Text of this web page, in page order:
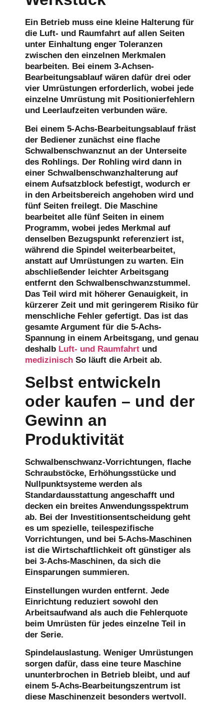
Ein Betrieb muss eine kleine Halterung für
die Luft- und Raumfahrt auf allen Seiten
unter Einhaltung enger Toleranzen
zwischen den einzelnen Merkmalen
bearbeiten. Bei einem 3-Achsen-
Bearbeitungsablauf wären dafür drei oder
vier Umrüstungen erforderlich, wobei jede
einzelne Umrüstung mit Positionierfehlern
und Leerlaufzeiten verbunden wäre.
Bei einem 5-Achs-Bearbeitungsablauf fräst
der Bediener zunächst eine flache
Schwalbenschwanznut an der Unterseite
des Rohlings. Der Rohling wird dann in
einer Schwalbenschwanzhalterung auf
einem Aufsatzblock befestigt, wodurch er
in den Arbeitsbereich angehoben wird und
fünf Seiten freilegt. Die Maschine
bearbeitet alle fünf Seiten in einem
Programm, wobei jedes Merkmal auf
denselben Bezugspunkt referenziert ist,
während die Spindel weiterbearbeitet,
anstatt auf Umrüstungen zu warten. Ein
abschließender leichter Arbeitsgang
entfernt den Schwalbenschwanzstummel.
Das Teil wird mit höherer Genauigkeit, in
kürzerer Zeit und mit geringerem Risiko für
menschliche Fehler gefertigt. Das ist das
gesamte Argument für die 5-Achs-
Spannung in einem Arbeitsgang, und genau
deshalb Luft- und Raumfahrt und
medizinisch So läuft die Arbeit ab.
Selbst entwickeln
oder kaufen – und der
Gewinn an
Produktivität
Schwalbenschwanz-Vorrichtungen, flache
Schraubstöcke, Erhöhungsstücke und
Nullpunktsysteme werden als
Standardausstattung angeschafft und
decken ein breites Anwendungsspektrum
ab. Bei der Investitionsentscheidung geht
es um spezielle, teilespezifische
Vorrichtungen, und bei 5-Achs-Maschinen
ist die Wirtschaftlichkeit oft günstiger als
bei 3-Achs-Maschinen, da sich die
Einsparungen summieren.
Einstellungen wurden entfernt. Jede
Einrichtung reduziert sowohl den
Arbeitsaufwand als auch die Fehlerquote
beim Umrüsten für jedes einzelne Teil in
der Serie.
Spindelauslastung. Weniger Umrüstungen
sorgen dafür, dass eine teure Maschine
ununterbrochen in Betrieb bleibt, und auf
einem 5-Achs-Bearbeitungszentrum ist
diese Maschinenzeit besonders wertvoll.